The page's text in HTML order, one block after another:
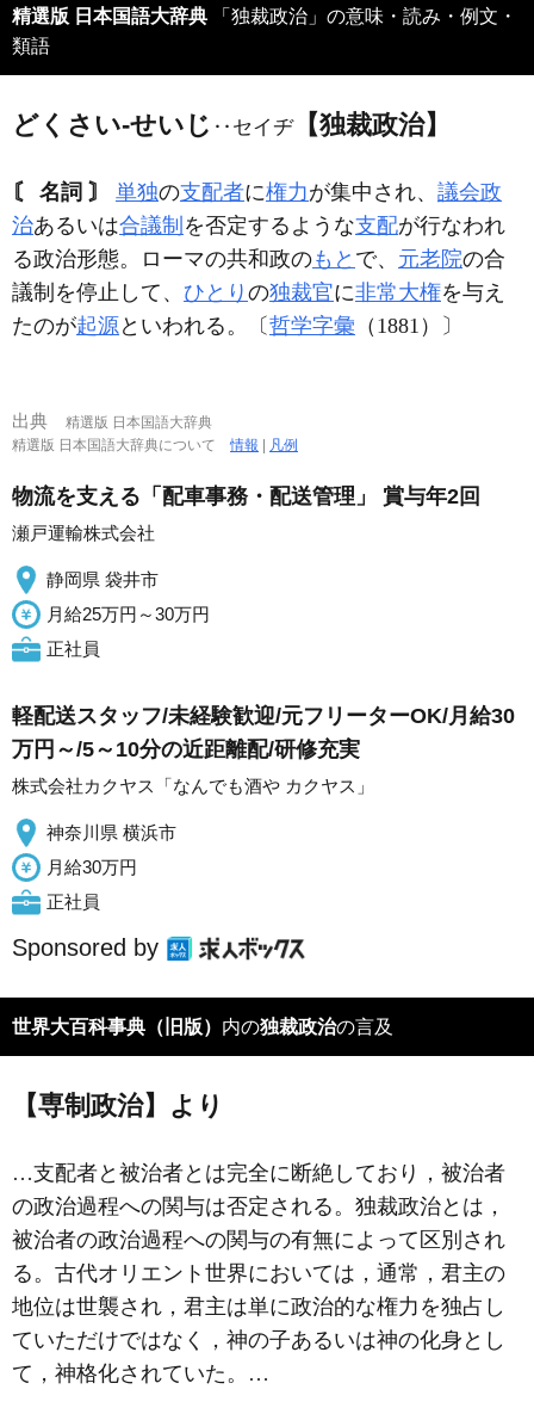
精選版 日本国語大辞典
類語
どくさい‐せいじ ‥セイヂ【独裁政治】
〘 名詞 〙 単独の支配者に権力が集中され、 議会政
治あるいは合議制 を否定するような支配が行なわれ
る政治形態。ローマの共和政のもと で、 元老院の合
議制を停止して、 ひとり の独裁官に非常大権を与え
たのが起源といわれる。〔 哲学字彙 （1881）〕
出典
精選版 日本国語大辞典
精選版 日本国語大辞典について情報 凡例
物流を支える「配車事務・配送管理」 賞与年2回
瀬戸運輸株式会社
静岡県 袋井市
月給25万円～30万円
正社員
軽配送スタッフ/未経験歓迎/元フリーターOK/月給30
万円～/5～10分の近距離配/研修充実
株式会社カクヤス「なんでも酒や カクヤス」
神奈川県 横浜市
月給30万円
正社員
Sponsored by
世界大百科事典（旧版） 内の独裁政治の言及
【専制政治】より
…支配者と被治者とは完全に断絶しており，被治者
の政治過程への関与は否定される。独裁政治とは，
被治者の政治過程への関与の有無によって区別され
る。古代オリエント世界においては，通常，君主の
地位は世襲され，君主は単に政治的な権力を独占し
ていただけではなく，神の子あるいは神の化身とし
て，神格化されていた。…